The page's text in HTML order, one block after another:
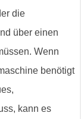
die
über einen
Wenn
benötigt
kann es